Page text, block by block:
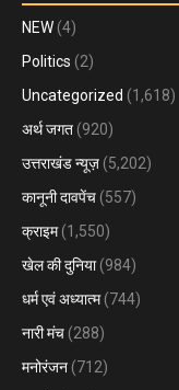
NEW (4)
Politics (2)
Uncategorized (1,618)
अर्थ जगत (920)
उत्तराखंड न्यूज़ (5,202)
कानूनी दावपेंच (557)
क्राइम(1,550)
खेल की दुनिया(984)
धर्म एवं अध्यात्म(744)
नारी मंच (288)
मनोरंजन (712)